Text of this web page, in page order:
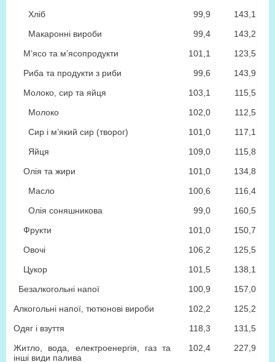
Хліб
99,9
143,1
Макаронні вироби
99,4
143,2
М’ясо та м’ясопродукти
101,1
123,5
Риба та продукти з риби
99,6
143,9
Молоко, сир та яйця
103,1
115,5
Молоко
102,0
112,5
Сир і м’який сир (творог)
101,0
117,1
Яйця
109,0
115,8
Олія та жири
101,0
134,8
Масло
100,6
116,4
Олія соняшникова
99,0
160,5
Фрукти
101,0
150,7
Овочі
106,2
125,5
Цукор
101,5
138,1
Безалкогольні напої
100,9
157,0
Алкогольні напої, тютюнові вироби
102,2
125,2
Одяг і взуття
118,3
131,5
Житло, вода, електроенергія, газ та
інші види палива
102,4 227,9